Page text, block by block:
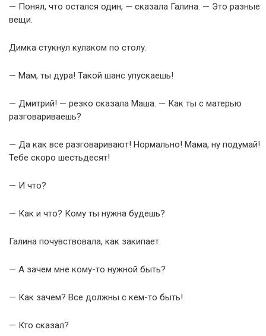
— Понял, что остался один, — сказала Галина. — Это разные
вещи.
Димка стукнул кулаком по столу.
— Мам, ты дура! Такой шанс упускаешь!
— Дмитрий! — резко сказала Маша. — Как ты с матерью
разговариваешь?
— Да как все разговаривают! Нормально! Мама, ну подумай!
Тебе скоро шестьдесят!
— И что?
— Как и что? Кому ты нужна будешь?
Галина почувствовала, как закипает.
— А зачем мне кому-то нужной быть?
— Как зачем? Все должны с кем-то быть!
— Кто сказал?